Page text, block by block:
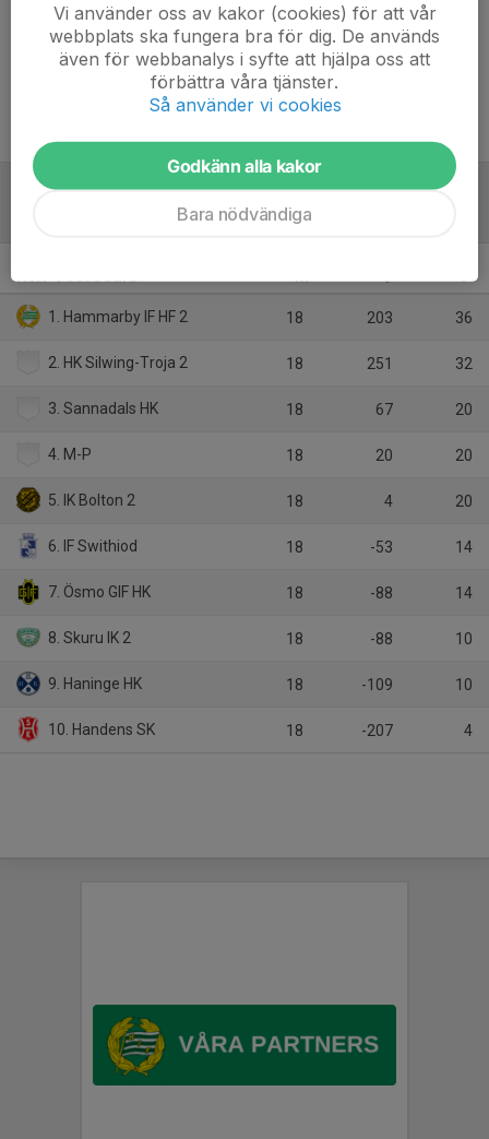
Inget referat skrivet
Herr 4 Öst Södra M +/- P
1. Hammarby IF HF 2 18 203 36
2. HK Silwing-Troja 2 18 251 32
3. Sannadals HK 18 67 20
4. M-P 18 20 20
5. IK Bolton 2 18 4 20
6. IF Swithiod 18 -53 14
7. Ösmo GIF HK 18 -88 14
8. Skuru IK 2 18 -88 10
9. Haninge HK 18 -109 10
10. Handens SK 18 -207 4
Vi använder oss av kakor (cookies) för att vår
webbplats ska fungera bra för dig. De används
även för webbanalys i syfte att hjälpa oss att
förbättra våra tjänster.
Så använder vi cookies
Godkänn alla kakor
Bara nödvändiga